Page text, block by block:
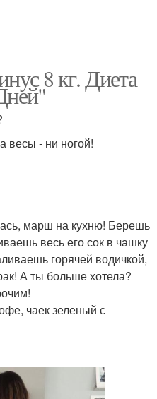
8 кг. Диета
весы - ни ногой!
марш на кухню! Берешь
весь его сок в чашку
горячей водичкой,
А ты больше хотела?
чаек зеленый с